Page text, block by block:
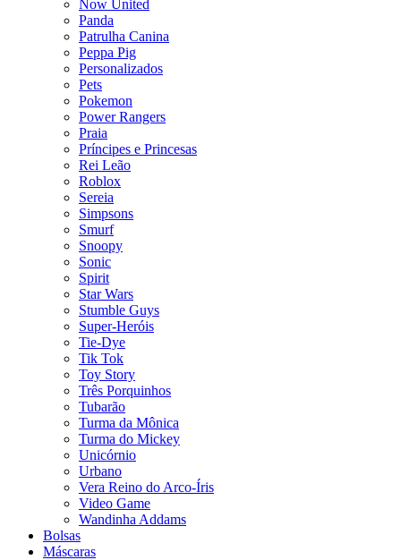
Now United
Panda
Patrulha Canina
Peppa Pig
Personalizados
Pets
Pokemon
Power Rangers
Praia
Príncipes e Princesas
Rei Leão
Roblox
Sereia
Simpsons
Smurf
Snoopy
Sonic
Spirit
Star Wars
Stumble Guys
Super-Heróis
Tie-Dye
Tik Tok
Toy Story
Três Porquinhos
Tubarão
Turma da Mônica
Turma do Mickey
Unicórnio
Urbano
Vera Reino do Arco-Íris
Video Game
Wandinha Addams
Bolsas
Máscaras